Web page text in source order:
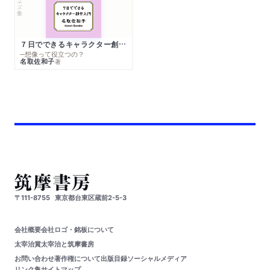
７日でできるキャラクター創作入門
─想像って役立つの？
名取佐和子著
〒111-8755 東京都台東区蔵前2-5-3
会社概要会社ロゴ・銘板について
太宰治賞太宰治と筑摩書房
お問い合わせ著作権について出版目録ソーシャルメディア